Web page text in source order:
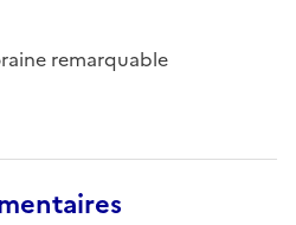
remarquable